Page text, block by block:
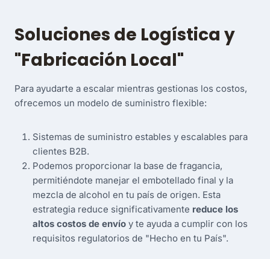
Soluciones de Logística y
"Fabricación Local"
Para ayudarte a escalar mientras gestionas los costos,
ofrecemos un modelo de suministro flexible:
Sistemas de suministro estables y escalables para
clientes B2B.
Podemos proporcionar la base de fragancia,
permitiéndote manejar el embotellado final y la
mezcla de alcohol en tu país de origen. Esta
estrategia reduce significativamente reduce los
altos costos de envío y te ayuda a cumplir con los
requisitos regulatorios de "Hecho en tu País".